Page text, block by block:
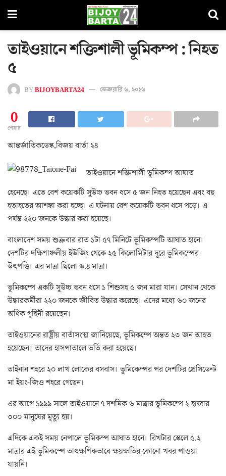
তাইওয়ানে শক্তিশালী ভূমিকম্প : নিহত
৫
BYBIJOYBARTA24 ফেব্রুয়ারি ৬, ২০১৬
0
শেয়ার
আন্তর্জাতিকডেস্ক,বিজয় বার্তা ২৪
তাইওয়ানে শক্তিশালী ভূমিকম্প আঘাত
হেনেছে। এতে বেশ কয়েকটি সুউচ্চ ভবন ধসে ৫ জন নিহত হয়েছেন এবং বহু
হতাহতের আশঙ্কা করা হচ্ছে। এ ঘটনায় বেশ কয়েকটি ভবন ধসে পড়ে। এ
পর্যন্ত ২২০ জনকে উদ্ধার করা হয়েছে।
বাংলাদেশ সময় শুক্রবার রাত ১টা ৫৭ মিনিটে ভূমিকম্পটি আঘাত হানে।
দেশটির দক্ষিণাঞ্চলীয় ইউজিং থেকে ২৫ কিলোমিটার দূরে ভূমিকম্পের
উৎপত্তি। এর মাত্রা ছিলো ৬.৪ মাত্রা।
ভূমিকম্পে একটি সুউচ্চ ভবন ধসে ১ শিশুসহ ৫ জন মারা যান। সেখান থেকে
উদ্ধারকর্মীরা ২২০ জনকে জীবিত উদ্ধার করেছে। এদের মধ্যে ৬০ জনের
অধিক গৃহিনী রয়েছেন।
তাইওয়ানের রাষ্ট্রীয় বার্তাসংস্থা জানিয়েছে, ভূমিকম্পে অন্তত ২৩ জন আহত
হয়েছেন। তাদের হাসপাতালে ভর্তি করা হয়েছে।
তাইনান শহরে ২০ লাখ লোকের বসবাস। ভূমিকেম্পর পর দেশটির প্রেসিডেন্ট
মা ইয়ং-জিও শহরে গেছেন।
এর আগে ১৯৯৯ সালে তাইওয়ানে ৭ দশমিক ৬ মাত্রার ভূমিকম্পে ২ হাজার
৩০০ মানুষের মৃত্যু হয়।
এদিকে একই সময় নেপালে ভূমিকম্প আঘাত হানে। রিখটার স্কেলে ৫.২
মাত্রার এই ভূমিকম্পে তাৎক্ষণিকভাবে ক্ষয়ক্ষতির কোনো খবর পাওয়া
যায়নি।